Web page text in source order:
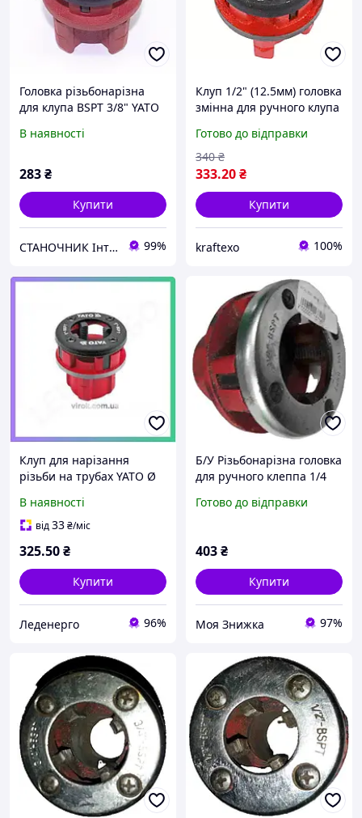
Головка різьбонарізна
для клупа BSPT 3/8" YATO
В наявності
283₴
Купити
СТАНОЧНИК Інтернет-магазин 99%
Клуп 1/2" (12.5мм) головка
змінна для ручного клупа
насадка зі сталі 9Cr2
Готово до відправки
333.20₴
340 ₴
Купити
kraftexo 100%
Клуп для нарізання
різьби на трубах YATO Ø
різьбонарізний
інструмент для
В наявності
від33₴/міс
325.50₴
Купити
Леденерго 96%
Б/У Різьбонарізна головка
для ручного клеппа 1/4
Готово до відправки
403₴
Купити
Моя Знижка 97%